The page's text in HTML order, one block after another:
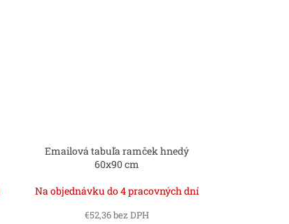
Emailová tabuľa ramček hnedý
60x90 cm
Na objednávku do 4 pracovných dní
€52,36 bez DPH